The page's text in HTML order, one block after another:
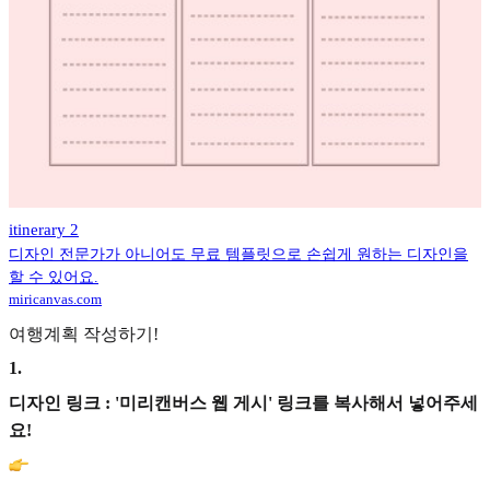
itinerary 2
디자인 전문가가 아니어도 무료 템플릿으로 손쉽게 원하는 디자인을
할 수 있어요.
miricanvas.com
여행계획 작성하기!
1.
디자인 링크 : '미리캔버스 웹 게시' 링크를 복사해서 넣어주세
요!